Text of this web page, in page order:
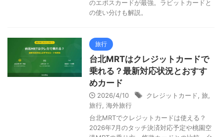
のエポスカードが最強。ラビットカードと
の使い分けも解説。
旅行
台北MRTはクレジットカードで
乗れる？最新対応状況とおすす
めカード
2026/4/10 クレジットカード 旅
旅行 海外旅行
台北MRTでクレジットカードは使える？
2026年7月のタッチ決済対応予定や桃園空